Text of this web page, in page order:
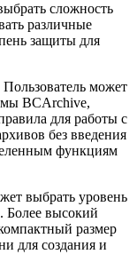
сложность
различные
защиты для
Пользователь может
BCArchive,
для работы с
без введения
функциям
выбрать уровень
Более высокий
размер
для создания и